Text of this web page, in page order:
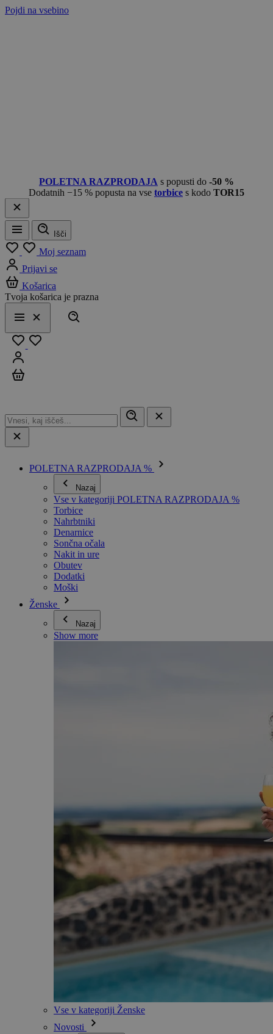
Pojdi na vsebino
POLETNA RAZPRODAJA s popusti do -50 %
Dodatnih −15 % popusta na vse torbice s kodo TOR15
Meni
Išči
Moj seznam
Prijavi se
Košarica
Tvoja košarica je prazna
Meni
Zapri
POLETNA RAZPRODAJA %
Nazaj
Vse v kategoriji POLETNA RAZPRODAJA %
Torbice
Nahrbtniki
Denarnice
Sončna očala
Nakit in ure
Obutev
Dodatki
Moški
Ženske
Nazaj
Show more
Vse v kategoriji Ženske
Novosti